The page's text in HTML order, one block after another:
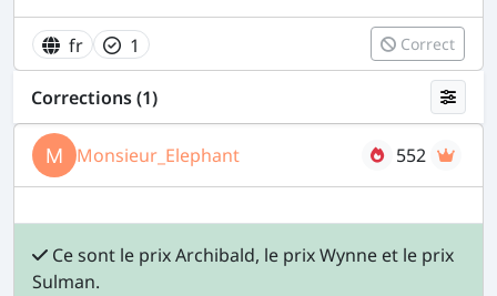
fr 1 Correct
Corrections (1)
Monsieur_Elephant 552
Ce sont le prix Archibald, le prix Wynne et le prix
Sulman.